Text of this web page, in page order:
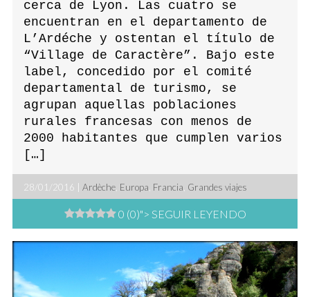
cerca de Lyon. Las cuatro se
encuentran en el departamento de
L’Ardéche y ostentan el título de
“Village de Caractère”. Bajo este
label, concedido por el comité
departamental de turismo, se
agrupan aquellas poblaciones
rurales francesas con menos de
2000 habitantes que cumplen varios
[…]
28/01/2016 |Ardèche, Europa, Francia, Grandes viajes
0 (0)"> SEGUIR LEYENDO